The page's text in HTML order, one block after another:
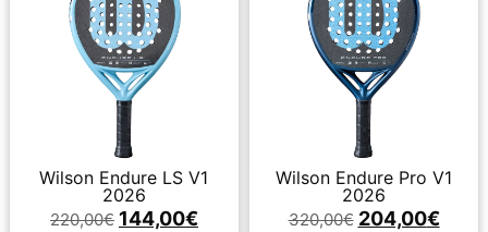
Wilson Endure LS V1
2026
220,00€ 144,00€
Wilson Endure Pro V1
2026
320,00€ 204,00€